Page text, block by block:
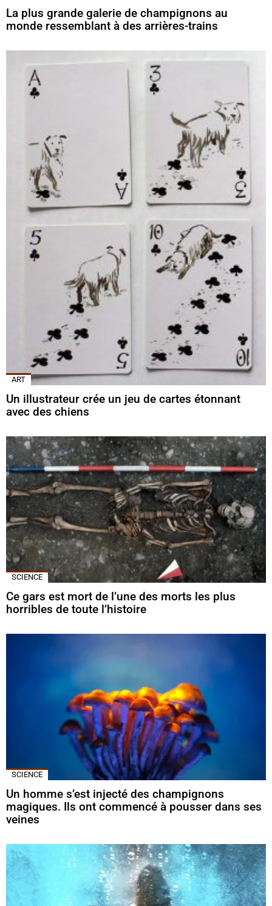
La plus grande galerie de champignons au
monde ressemblant à des arrières-trains
ART
Un illustrateur crée un jeu de cartes étonnant
avec des chiens
SCIENCE
Ce gars est mort de l’une des morts les plus
horribles de toute l’histoire
SCIENCE
Un homme s’est injecté des champignons
magiques. Ils ont commencé à pousser dans ses
veines